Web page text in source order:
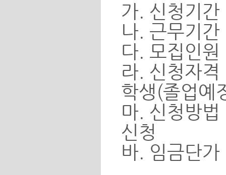
가. 신청기
나. 근무기
다. 모집인
라. 신청자
학생(졸업예
마. 신청방
신청
바. 임금단